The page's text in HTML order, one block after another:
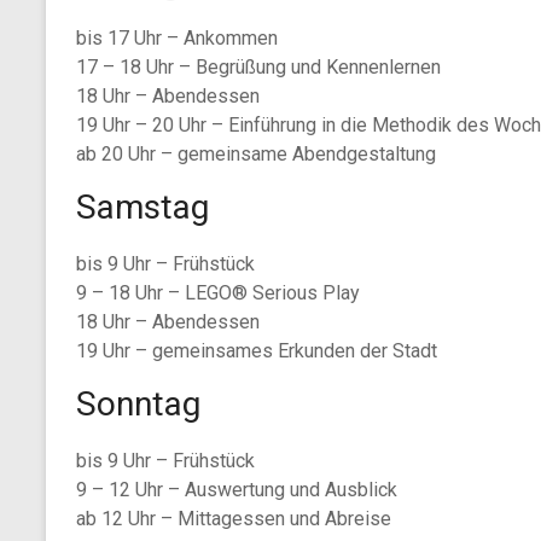
bis 17 Uhr – Ankommen
17 – 18 Uhr – Begrüßung und Kennenlernen
18 Uhr – Abendessen
19 Uhr – 20 Uhr – Einführung in die Methodik des
ab 20 Uhr – gemeinsame Abendgestaltung
Samstag
bis 9 Uhr – Frühstück
9 – 18 Uhr – LEGO® Serious Play
18 Uhr – Abendessen
19 Uhr – gemeinsames Erkunden der Stadt
Sonntag
bis 9 Uhr – Frühstück
9 – 12 Uhr – Auswertung und Ausblick
ab 12 Uhr – Mittagessen und Abreise